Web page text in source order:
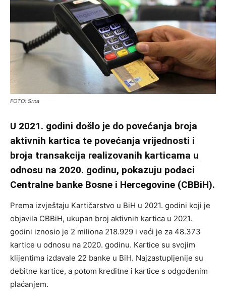
FOTO: Srna
U 2021. godini došlo je do povećanja broja
aktivnih kartica te povećanja vrijednosti i
broja transakcija realizovanih karticama u
odnosu na 2020. godinu, pokazuju podaci
Centralne banke Bosne i Hercegovine (CBBiH).
Prema izvještaju Kartičarstvo u BiH u 2021. godini koji je
objavila CBBiH, ukupan broj aktivnih kartica u 2021.
godini iznosio je 2 miliona 218.929 i veći je za 48.373
kartice u odnosu na 2020. godinu. Kartice su svojim
klijentima izdavale 22 banke u BiH. Najzastupljenije su
debitne kartice, a potom kreditne i kartice s odgođenim
plaćanjem.